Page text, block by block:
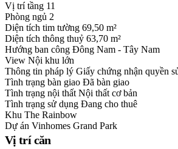
Vị trí tầng 11
Phòng ngủ 2
Diện tích tim tường 69,50 m²
Diện tích thông thuỷ 63,70 m²
Hướng ban công Đông Nam - Tây Nam
View Nội khu lớn
Thông tin pháp lý Giấy chứng nhận quyền
Tình trạng bàn giao Đã bàn giao
Tình trạng nội thất Nội thất cơ bản
Tình trạng sử dụng Đang cho thuê
Khu The Rainbow
Dự án Vinhomes Grand Park
Vị trí căn